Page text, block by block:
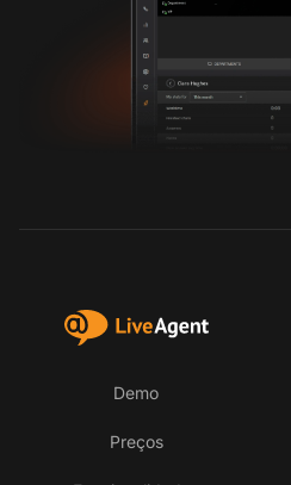
Demo
Preços